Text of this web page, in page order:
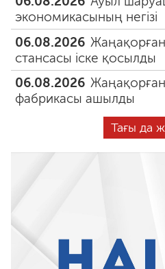
экономикасының негізі
06.08.2026
стансасы іске қосылды
06.08.2026
фабрикасы ашылды
Тағы да